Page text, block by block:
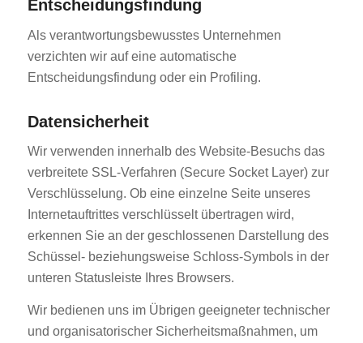
Entscheidungsfindung
Als verantwortungsbewusstes Unternehmen
verzichten wir auf eine automatische
Entscheidungsfindung oder ein Profiling.
Datensicherheit
Wir verwenden innerhalb des Website-Besuchs das
verbreitete SSL-Verfahren (Secure Socket Layer) zur
Verschlüsselung. Ob eine einzelne Seite unseres
Internetauftrittes verschlüsselt übertragen wird,
erkennen Sie an der geschlossenen Darstellung des
Schüssel- beziehungsweise Schloss-Symbols in der
unteren Statusleiste Ihres Browsers.
Wir bedienen uns im Übrigen geeigneter technischer
und organisatorischer Sicherheitsmaßnahmen, um